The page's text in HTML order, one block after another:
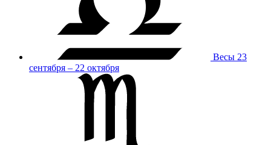
Весы 23
сентября – 22 октября